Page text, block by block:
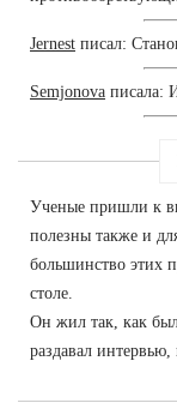
Jernest писал:
Semjonova писала:
Ученые пришли к
полезны также и
большинство этих
столе.
Он жил так, как
раздавал